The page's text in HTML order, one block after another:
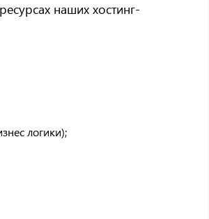
наших хостинг-
логики);